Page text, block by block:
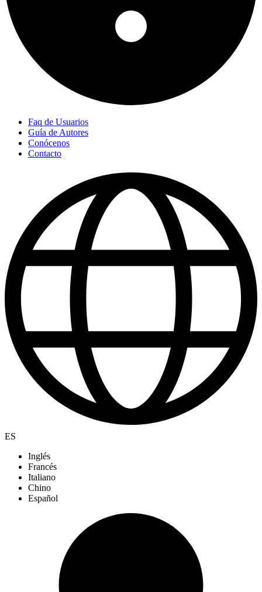
Faq de Usuarios
Guía de Autores
Conócenos
Contacto
ES
Inglés
Francés
Italiano
Chino
Español